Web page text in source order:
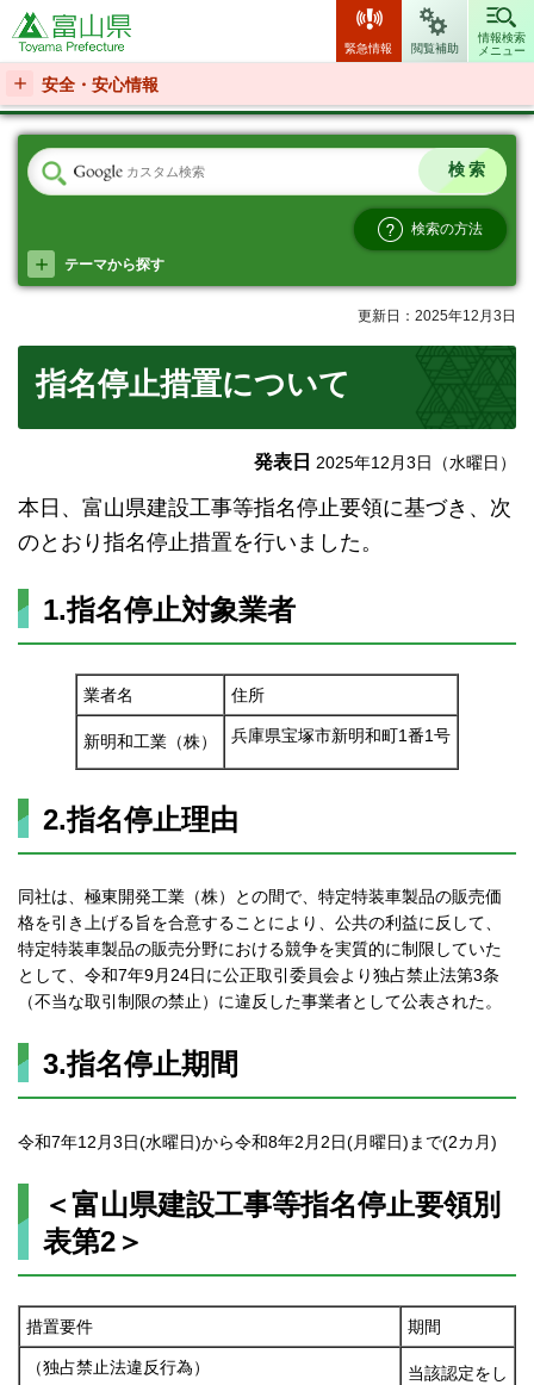
富山県
緊急情報 閲覧補助
情報検索
メニュー
安全・安心情報
検索の方法
テーマから探す
更新日：2025年12月3日
指名停止措置について
発表日 2025年12月3日（水曜日）
本日、富山県建設工事等指名停止要領に基づき、次
のとおり指名停止措置を行いました。
1.指名停止対象業者
業者名 住所
新明和工業（株） 兵庫県宝塚市新明和町1番1号
2.指名停止理由
同社は、極東開発工業（株）との間で、特定特装車製品の販売価
格を引き上げる旨を合意することにより、公共の利益に反して、
特定特装車製品の販売分野における競争を実質的に制限していた
として、令和7年9月24日に公正取引委員会より独占禁止法第3条
（不当な取引制限の禁止）に違反した事業者として公表された。
3.指名停止期間
令和7年12月3日(水曜日)から令和8年2月2日(月曜日)まで(2カ月)
＜富山県建設工事等指名停止要領別
表第2＞
措置要件 期間
（独占禁止法違反行為）
当該認定をし